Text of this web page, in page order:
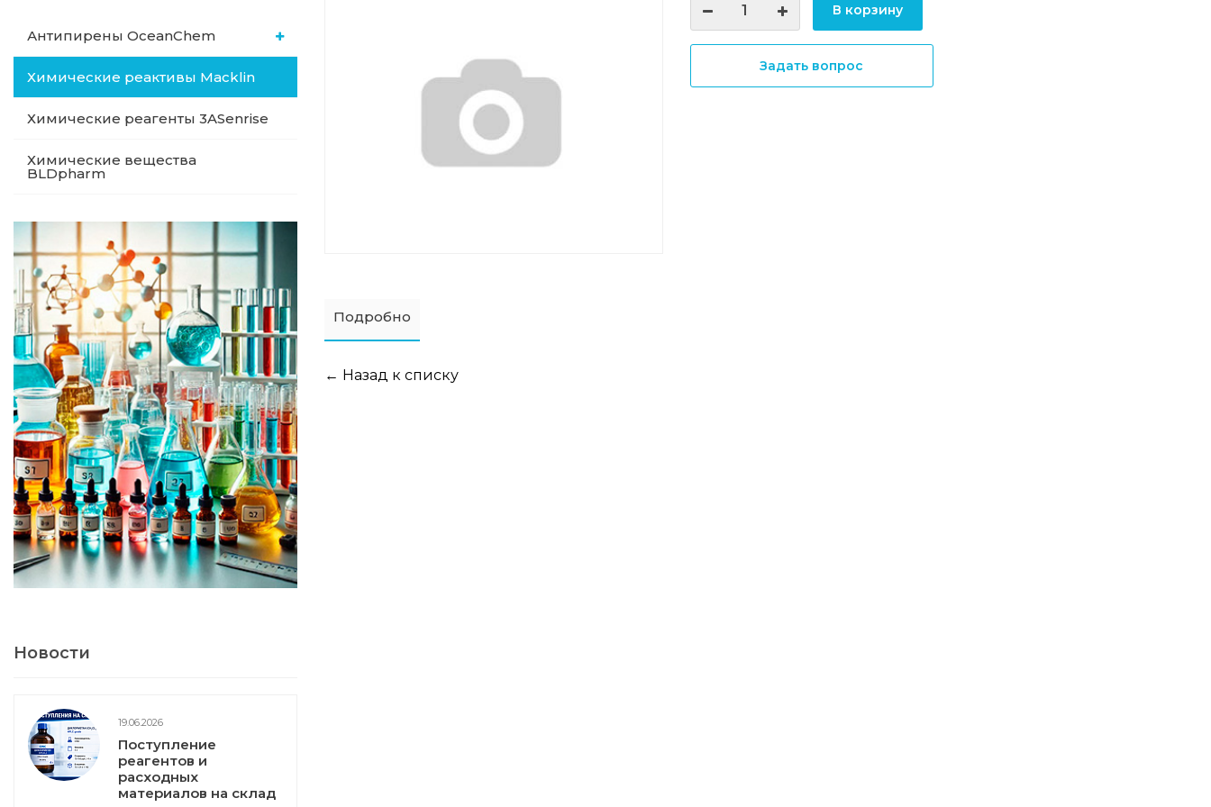
Антипирены OceanСhem
Химические реактивы Macklin
Химические реагенты 3ASenrise
Химические вещества
BLDpharm
Новости
19.06.2026
Поступление
реагентов и
расходных
материалов на склад
В корзину
Задать вопрос
Подробно
← Назад к списку